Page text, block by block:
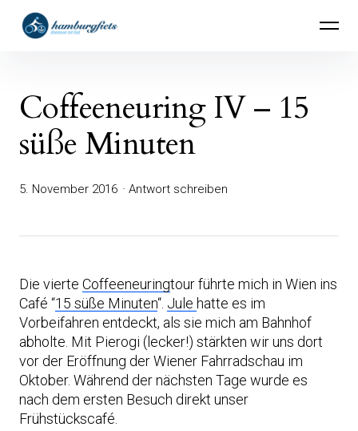
überspringen
hamburgfiets – Abenteuer mit Rad
Coffeeneuring IV – 15
süße Minuten
5. November 2016 Antwort schreiben
Die vierte Coffeeneuringtour führte mich in Wien ins
Café “15 süße Minuten“. Jule hatte es im
Vorbeifahren entdeckt, als sie mich am Bahnhof
abholte. Mit Pierogi (lecker!) stärkten wir uns dort
vor der Eröffnung der Wiener Fahrradschau im
Oktober. Während der nächsten Tage wurde es
nach dem ersten Besuch direkt unser
Frühstückscafé.